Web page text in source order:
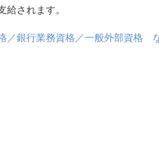
給されます。
／銀行業務資格／一般外部資格